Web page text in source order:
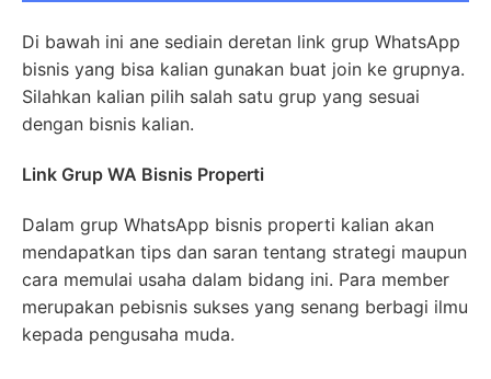
Di bawah ini ane sediain deretan link grup WhatsApp
bisnis yang bisa kalian gunakan buat join ke grupnya.
Silahkan kalian pilih salah satu grup yang sesuai
dengan bisnis kalian.
Link Grup WA Bisnis Properti
Dalam grup WhatsApp bisnis properti kalian akan
mendapatkan tips dan saran tentang strategi maupun
cara memulai usaha dalam bidang ini. Para member
merupakan pebisnis sukses yang senang berbagi ilmu
kepada pengusaha muda.